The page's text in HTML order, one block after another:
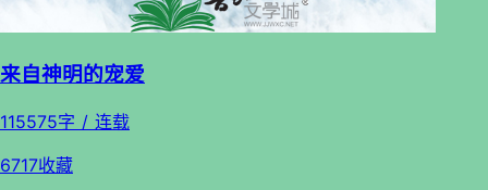
来自神明的宠爱
115575字 / 连载
6717收藏